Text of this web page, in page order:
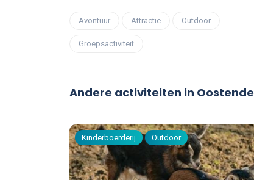
Avontuur Attractie Outdoor
Groepsactiviteit
Andere activiteiten in Oostende
Kinderboerderij Outdoor